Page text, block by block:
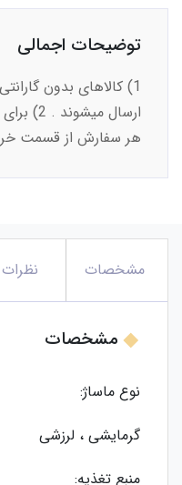
توضیحات اجمالی
1) کالاهای بدون
ارسال
هر سفارش از قسمت
مشخصات نظرات
مشخصات
نوع ماساژ:
گرمایشی ، لرزشی
منبع تغذیه: